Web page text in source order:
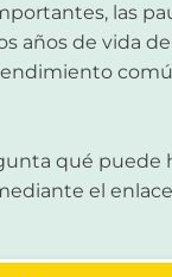
las
años de vida
qué puede
el